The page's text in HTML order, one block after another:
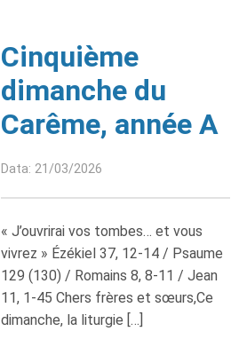
Cinquième
dimanche du
Carême, année A
Data: 21/03/2026
« J’ouvrirai vos tombes… et vous
vivrez » Ézékiel 37, 12-14 / Psaume
129 (130) / Romains 8, 8-11 / Jean
11, 1-45 Chers frères et sœurs,Ce
dimanche, la liturgie […]